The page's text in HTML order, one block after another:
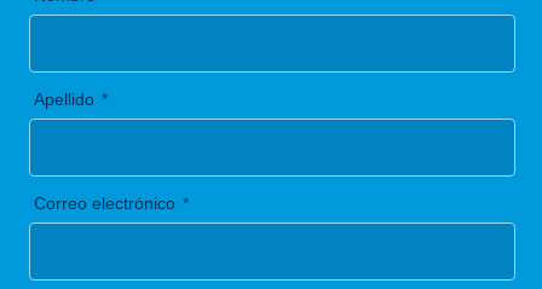
Apellido
Correo electrónico